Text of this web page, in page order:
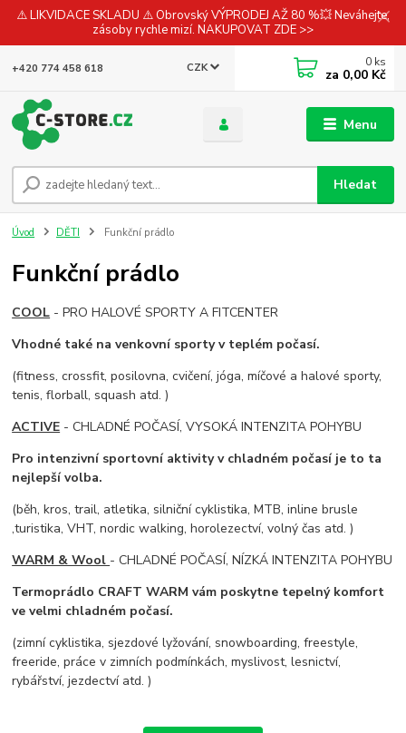
⚠️ LIKVIDACE SKLADU ⚠️ Obrovský VÝPRODEJ AŽ 80 %💥 Neváhejte,
zásoby rychle mizí. NAKUPOVAT ZDE >>
Menu
CZK
Hledat
+420 774 458 618 0 ks
za 0,00 Kč
Úvod DĚTI Funkční prádlo
Funkční prádlo
COOL - PRO HALOVÉ SPORTY A FITCENTER
Vhodné také navenkovní sporty v teplém počasí.
(fitness, crossfit, posilovna, cvičení, jóga, míčové a halové sporty,
tenis, florball, squash atd. )
ACTIVE - CHLADNÉ POČASÍ, VYSOKÁ INTENZITA POHYBU
Pro intenzivní sportovní aktivity v chladném počasí je to ta
nejlepší volba.
(běh, kros, trail, atletika, silniční cyklistika, MTB, inline brusle
,turistika, VHT, nordic walking, horolezectví, volný čas atd. )
WARM & Wool - CHLADNÉ POČASÍ, NÍZKÁ INTENZITA POHYBU
Termoprádlo CRAFT WARM vám poskytne tepelný komfort
ve velmi chladném počasí.
(zimní cyklistika, sjezdové lyžování, snowboarding, freestyle,
freeride, práce v zimních podmínkách, myslivost, lesnictví,
rybářství, jezdectví atd. )